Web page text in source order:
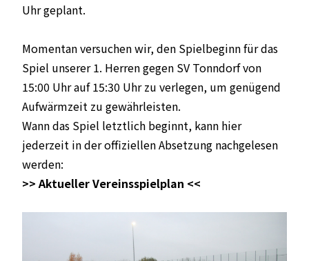
Uhr geplant.
Momentan versuchen wir, den Spielbeginn für das
Spiel unserer 1. Herren gegen SV Tonndorf von
15:00 Uhr auf 15:30 Uhr zu verlegen, um genügend
Aufwärmzeit zu gewährleisten.
Wann das Spiel letztlich beginnt, kann hier
jederzeit in der offiziellen Absetzung nachgelesen
werden:
>> Aktueller Vereinsspielplan <<